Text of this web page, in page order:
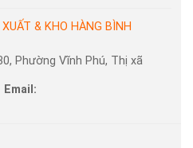
& KHO HÀNG BÌNH
Phường Vĩnh Phú, Thị xã
Email: